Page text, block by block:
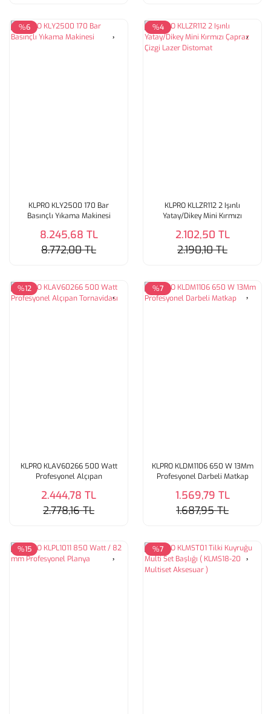
%6
KLPRO KLY2500 170 Bar
Basınçlı Yıkama Makinesi
8.245,68 TL
8.772,00 TL
%4
KLPRO KLLZR112 2 Işınlı
Yatay/Dikey Mini Kırmızı
2.102,50 TL
2.190,10 TL
%12
KLPRO KLAV60266 500 Watt
Profesyonel Alçıpan
2.444,78 TL
2.778,16 TL
%7
KLPRO KLDM1106 650 W 13Mm
Profesyonel Darbeli Matkap
1.569,79 TL
1.687,95 TL
%15 %7